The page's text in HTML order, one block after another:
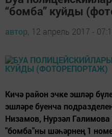
“бомба” куйды
автор, 12 апрель 2017 -
Кичә район эчке эшләр
эшләре буенча
Низамов, Нурзәл
"бомба"ны шәһәрнең 1